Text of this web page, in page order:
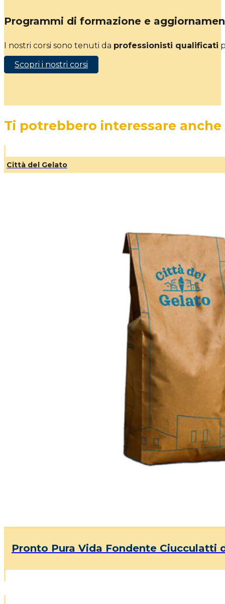
Programmi di formazione e
I nostri corsi sono tenuti da professionisti qualificati
Scopri i nostri corsi
Ti potrebbero interessare anche
Città del Gelato
Pronto Pura Vida Fondente Ciucculatti